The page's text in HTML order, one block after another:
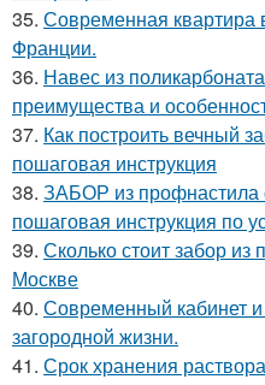
35. Современная квартира
Франции.
36. Навес из
преимущества и
37. Как построить вечный
пошаговая инструкция
38. ЗАБОР из
пошаговая инструкция по
39. Сколько стоит забор из
Москве
40. Современный кабинет
загородной жизни.
41. Срок хранения